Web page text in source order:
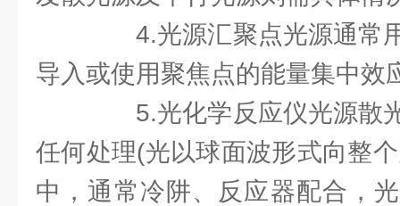
4.光源汇聚点光源通常
导入或使用聚焦点的能量集中效
5.光化学反应仪光源散
任何处理(光以球面波形式向整
中，通常冷阱、反应器配合，